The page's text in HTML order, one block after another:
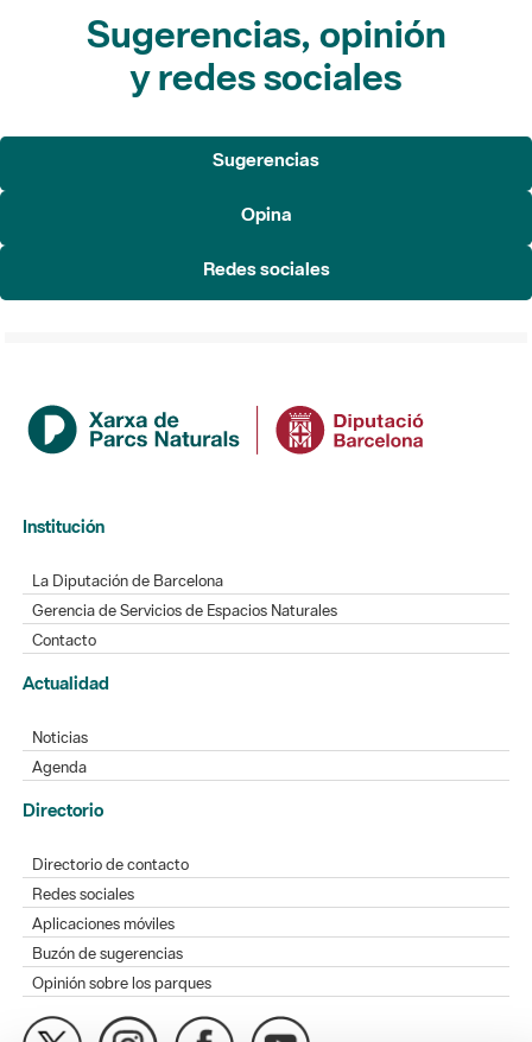
Sugerencias, opinión
y redes sociales
Sugerencias
Opina
Redes sociales
Institución
La Diputación de Barcelona
Gerencia de Servicios de Espacios Naturales
Contacto
Actualidad
Noticias
Agenda
Directorio
Directorio de contacto
Redes sociales
Aplicaciones móviles
Buzón de sugerencias
Opinión sobre los parques